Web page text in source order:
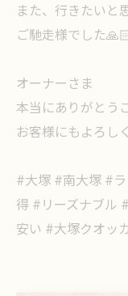
また、行きたいと
ご馳走様でした
オーナーさま
本当にありがとう
お客様にもよろし
#大塚 #南大塚 #
得 #リーズナブル
安い #大塚クオッ